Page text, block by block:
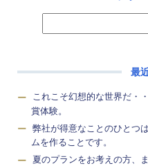
最
これこそ幻想的な世界だ・
賞体験。
弊社が得意なことのひとつ
ムを作ることです。
夏のプランをお考えの方、